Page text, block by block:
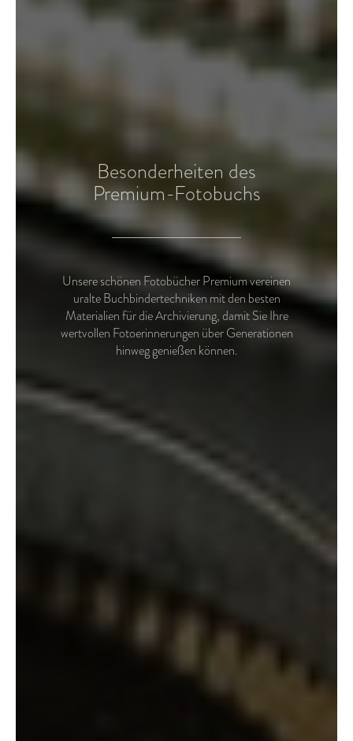
Besonderheiten des
Premium-Fotobuchs
Unsere schönen Fotobücher Premium vereinen
uralte Buchbindertechniken mit den besten
Materialien für die Archivierung, damit Sie Ihre
wertvollen Fotoerinnerungen über Generationen
hinweg genießen können.